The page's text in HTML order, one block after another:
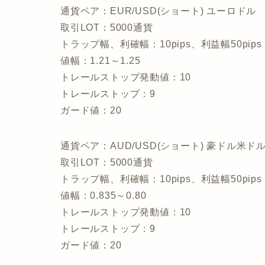
通貨ペア：EUR/USD(ショート) ユーロドル
取引LOT：5000通貨
トラップ幅、利確幅：10pips、利益幅50pips
値幅：1.21～1.25
トレールストップ発動値：10
トレールストップ：9
ガード値：20
通貨ペア：AUD/USD(ショート) 豪ドル米ド
取引LOT：5000通貨
トラップ幅、利確幅：10pips、利益幅50pips
値幅：0.835～0.80
トレールストップ発動値：10
トレールストップ：9
ガード値：20